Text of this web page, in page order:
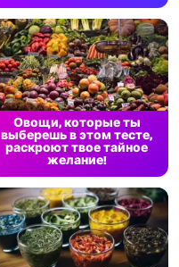
Овощи, которые ты
выберешь в этом тесте,
раскроют твое тайное
желание!